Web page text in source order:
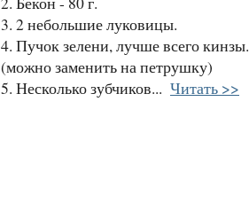
3. 2 небольшие луковицы.
4. Пучок зелени, лучше всего кинзы.
(можно заменить на петрушку)
5. Несколько зубчиков... Читать >>